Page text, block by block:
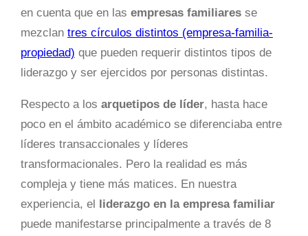
en cuenta que en las empresas familiares se
mezclan tres círculos distintos (empresa-familia-
propiedad) que pueden requerir distintos tipos de
liderazgo y ser ejercidos por personas distintas.
Respecto a los arquetipos de líder, hasta hace
poco en el ámbito académico se diferenciaba entre
líderes transaccionales y líderes
transformacionales. Pero la realidad es más
compleja y tiene más matices. En nuestra
experiencia, el liderazgo en la empresa familiar
puede manifestarse principalmente a través de 8